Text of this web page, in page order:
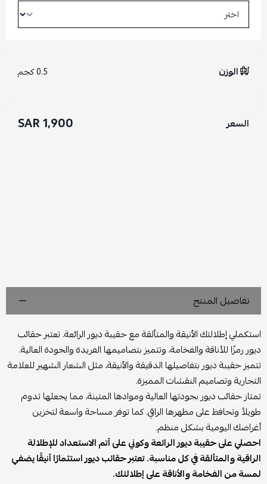
الوزن 0.5 كجم
السعر 1,900 SAR
تفاصيل المنتج
استكملي إطلالتك الأنيقة والمتألقة مع حقيبة ديور الرائعة. تعتبر حقائب
ديور رمزًا للأناقة والفخامة، وتتميز بتصاميمها الفريدة والجودة العالية.
تتميز حقيبة ديور بتفاصيلها الدقيقة والأنيقة، مثل الشعار الشهير للعلامة
التجارية وتصاميم النقشات المميزة.
تمتاز حقائب ديور بجودتها العالية وموادها المتينة، مما يجعلها تدوم
طويلاً وتحافظ على مظهرها الراقي. كما توفر مساحة واسعة لتخزين
أغراضك اليومية بشكل منظم.
احصلي على حقيبة ديور الرائعة وكوني على أتم الاستعداد للإطلالة
الراقية والمتألقة في كل مناسبة. تعتبر حقائب ديور استثمارًا أنيقًا يضفي
لمسة من الفخامة والأناقة على إطلالتك.